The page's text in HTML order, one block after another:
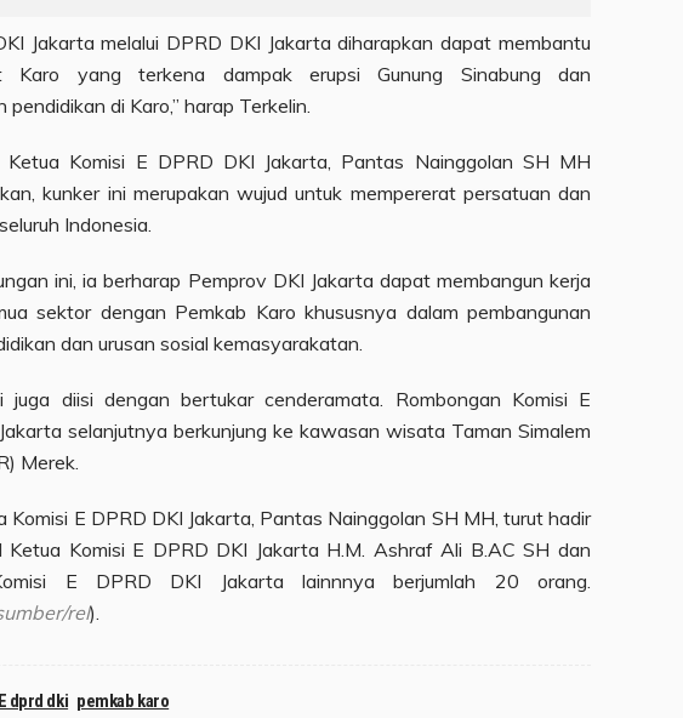
Jakarta melalui DPRD DKI Jakarta diharapkan dapat membantu
Karo yang terkena dampak erupsi Gunung Sinabung dan
di Karo,” harap Terkelin.
Ketua Komisi E DPRD DKI Jakarta, Pantas Nainggolan SH MH
kunker ini merupakan wujud untuk mempererat persatuan dan
Indonesia.
ini, ia berharap Pemprov DKI Jakarta dapat membangun kerja
sektor dengan Pemkab Karo khususnya dalam pembangunan
dan urusan sosial kemasyarakatan.
juga diisi dengan bertukar cenderamata. Rombongan Komisi E
selanjutnya berkunjung ke kawasan wisata Taman Simalem
Merek.
Komisi E DPRD DKI Jakarta, Pantas Nainggolan SH MH, turut hadir
Ketua Komisi E DPRD DKI Jakarta H.M. Ashraf Ali B.AC SH dan
E DPRD DKI Jakarta lainnnya berjumlah 20 orang.
rel).
dprd dki pemkab karo